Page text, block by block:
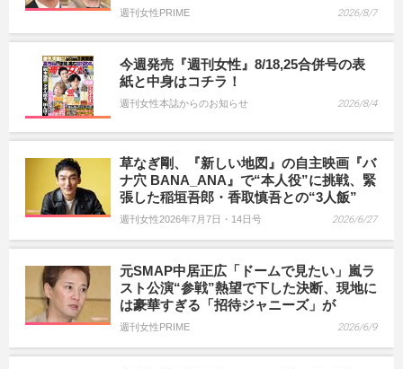
週刊女性PRIME 2026/8/7
今週発売『週刊女性』8/18,25合併号の表
紙と中身はコチラ！
週刊女性本誌からのお知らせ 2026/8/4
草なぎ剛、『新しい地図』の自主映画『バ
ナ穴 BANA_ANA』で“本人役”に挑戦、緊
張した稲垣吾郎・香取慎吾との“3人飯”
週刊女性2026年7月7日・14日号 2026/6/27
元SMAP中居正広「ドームで見たい」嵐ラ
スト公演“参戦”熱望で下した決断、現地に
は豪華すぎる「招待ジャニーズ」が
週刊女性PRIME 2026/6/9